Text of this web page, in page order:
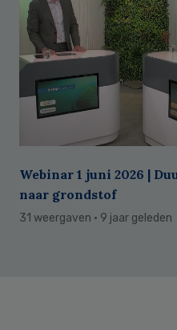
Webinar 1 juni 2026 |
naar grondstof
31 weergaven · 9 jaar geleden